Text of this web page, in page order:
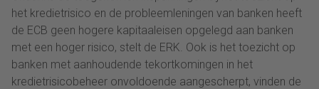
het kredietrisico en de probleemleningen van banken heeft
de ECB geen hogere kapitaaleisen opgelegd aan banken
met een hoger risico, stelt de ERK. Ook is het toezicht op
banken met aanhoudende tekortkomingen in het
kredietrisicobeheer onvoldoende aangescherpt, vinden de